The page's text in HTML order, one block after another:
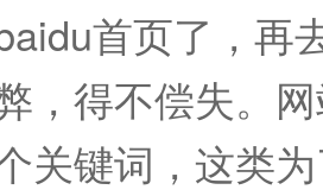
首页了，再
，得不偿失。
关键词，这类